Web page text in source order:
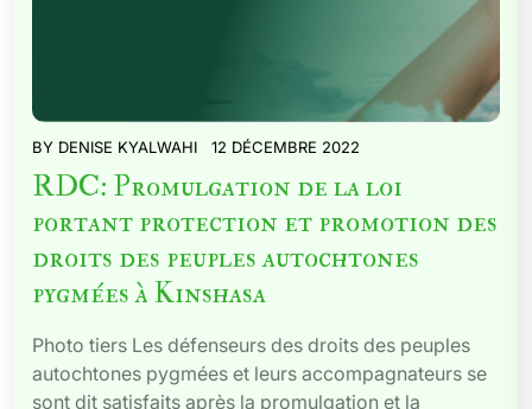
BY DENISE KYALWAHI 12 DÉCEMBRE 2022
RDC: Promulgation de la loi
portant protection et promotion des
droits des peuples autochtones
pygmées à Kinshasa
Photo tiers Les défenseurs des droits des peuples
autochtones pygmées et leurs accompagnateurs se
sont dit satisfaits après la promulgation et la